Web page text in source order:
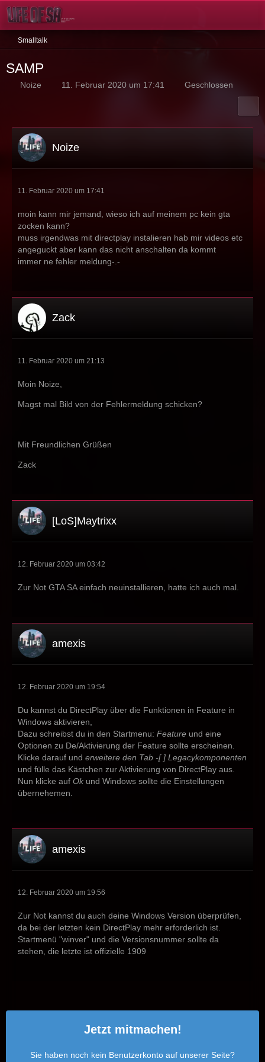
Smalltalk
SAMP
Noize 11. Februar 2020 um 17:41 Geschlossen
Noize
11. Februar 2020 um 17:41
moin kann mir jemand, wieso ich auf meinem pc kein gta
zocken kann?
muss irgendwas mit directplay instalieren hab mir videos etc
angeguckt aber kann das nicht anschalten da kommt
immer ne fehler meldung-.-
Zack
11. Februar 2020 um 21:13
Moin Noize,
Magst mal Bild von der Fehlermeldung schicken?
Mit Freundlichen Grüßen
Zack
[LoS]Maytrixx
12. Februar 2020 um 03:42
Zur Not GTA SA einfach neuinstallieren, hatte ich auch mal.
amexis
12. Februar 2020 um 19:54
Du kannst du DirectPlay über die Funktionen in Feature in
Windows aktivieren,
Dazu schreibst du in den Startmenu: Feature und eine
Optionen zu De/Aktivierung der Feature sollte erscheinen.
Klicke darauf und erweitere den Tab -[ ] Legacykomponenten
und fülle das Kästchen zur Aktivierung von DirectPlay aus.
Nun klicke auf Ok und Windows sollte die Einstellungen
übernehemen.
amexis
12. Februar 2020 um 19:56
Zur Not kannst du auch deine Windows Version überprüfen,
da bei der letzten kein DirectPlay mehr erforderlich ist.
Startmenü "winver" und die Versionsnummer sollte da
stehen, die letzte ist offizielle 1909
Jetzt mitmachen!
Sie haben noch kein Benutzerkonto auf unserer Seite?